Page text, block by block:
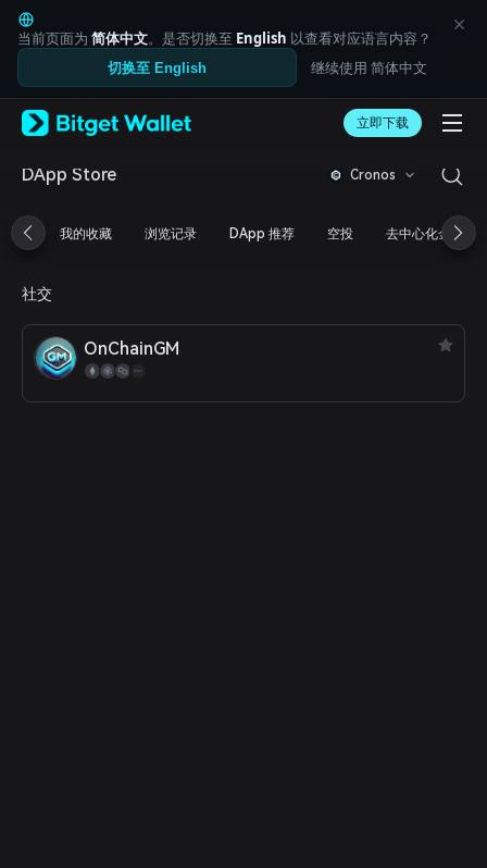
English
日本語
Tiếng Việt
Русский
Español (Latinoamérica)
Türkçe
Français
简体中文
繁體中文
Bahasa Indonesia
ภาษาไทย
العربية
Español
当前页面为 简体中文。是否切换至 English 以查看对应语言内容？
切换至 English 继续使用 简体中文
立即下载
DApp Store Cronos
我的收藏 浏览记录 DApp 推荐 空投 去中心化金融
社交
OnChainGM